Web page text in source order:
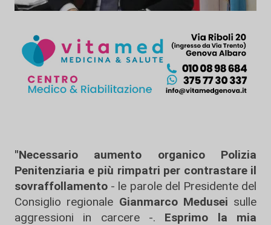
"Necessario aumento organico Polizia
Penitenziaria e più rimpatri per contrastare il
sovraffollamento - le parole del Presidente del
Consiglio regionale Gianmarco Medusei sulle
aggressioni in carcere -. Esprimo la mia